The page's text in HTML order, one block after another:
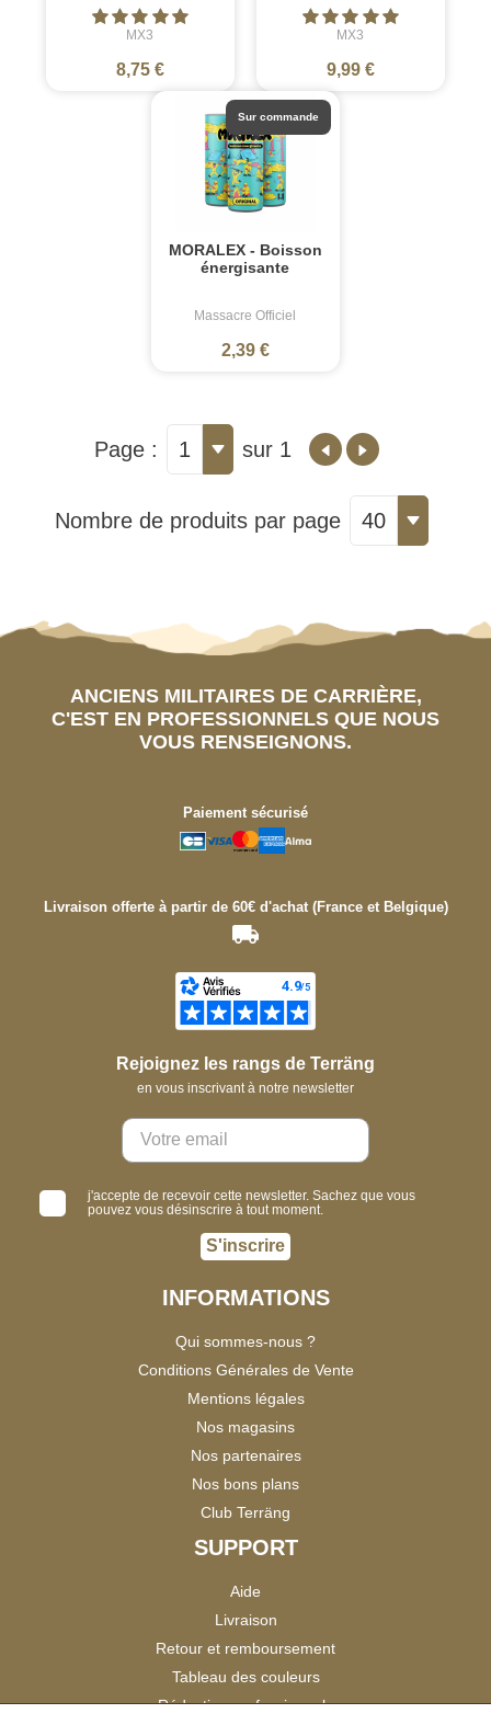
MX3
8,75 €
MX3
9,99 €
MORALEX - Boisson
énergisante
Massacre Officiel
2,39 €
Sur commande
Page : 1 sur 1
Nombre de produits par page 40
ANCIENS MILITAIRES DE CARRIÈRE,
C'EST EN PROFESSIONNELS QUE NOUS
VOUS RENSEIGNONS.
Paiement sécurisé
Livraison offerte à partir de 60€ d'achat (France et Belgique)
Rejoignez les rangs de Terräng
en vous inscrivant à notre newsletter
j'accepte de recevoir cette newsletter. Sachez que vous
pouvez vous désinscrire à tout moment.
S'inscrire
INFORMATIONS
Qui sommes-nous ?
Conditions Générales de Vente
Mentions légales
Nos magasins
Nos partenaires
Nos bons plans
Club Terräng
SUPPORT
Aide
Livraison
Retour et remboursement
Tableau des couleurs
Réduction professionnels